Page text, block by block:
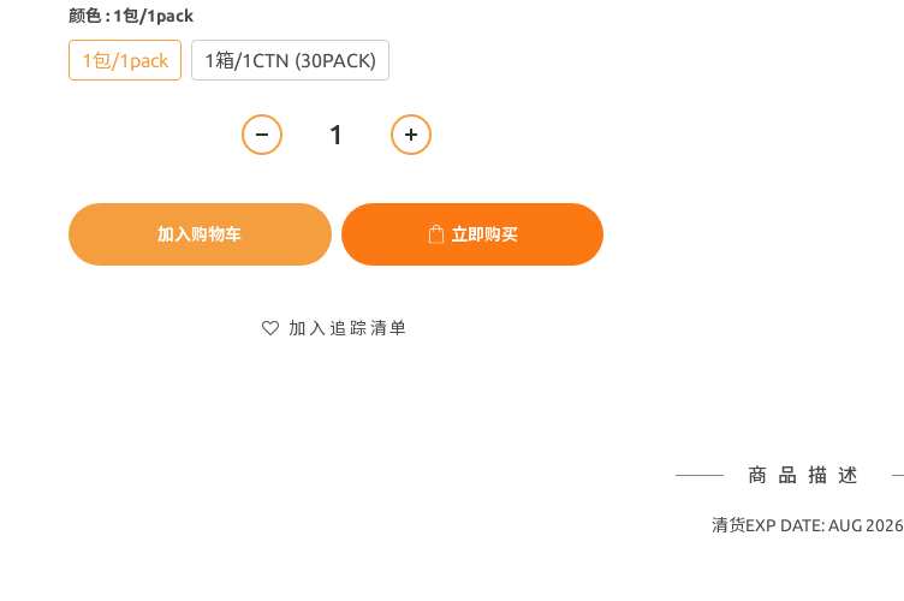
颜色: 1包/1pack
1包/1pack 1箱/1CTN (30PACK)
加入购物车 立即购买
加入追踪清单
商品描述
清货EXP DATE: AUG 2026